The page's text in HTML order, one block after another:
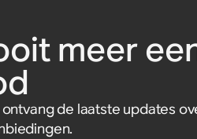
meer
ontvang de laatste updates